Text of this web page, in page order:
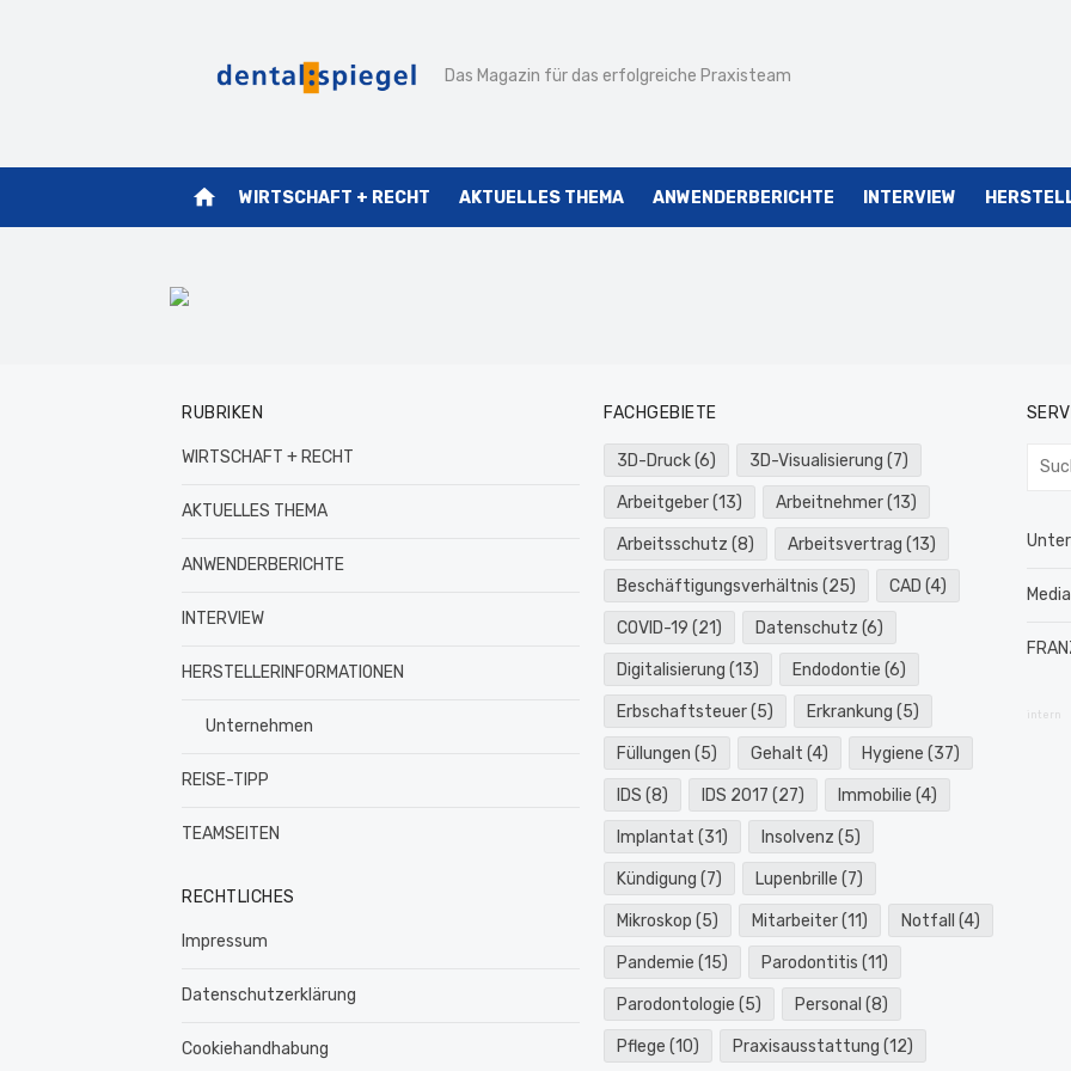
Das Magazin für das erfolgreiche Praxisteam
home WIRTSCHAFT + RECHT AKTUELLES THEMA ANWENDERBERICHTE INTERVIEW
RUBRIKEN
WIRTSCHAFT + RECHT
AKTUELLES THEMA
ANWENDERBERICHTE
INTERVIEW
HERSTELLERINFORMATIONEN
Unternehmen
REISE-TIPP
TEAMSEITEN
RECHTLICHES
Impressum
Datenschutzerklärung
Cookiehandhabung
FACHGEBIETE
3D-Druck(6) 3D-Visualisierung (7)
Arbeitgeber(13) Arbeitnehmer(13)
Arbeitsschutz (8) Arbeitsvertrag (13)
Beschäftigungsverhältnis (25) CAD (4)
COVID-19 (21) Datenschutz (6)
Digitalisierung (13) Endodontie (6)
Erbschaftsteuer(5) Erkrankung (5)
Füllungen (5) Gehalt (4) Hygiene (37)
IDS (8) IDS 2017 (27) Immobilie (4)
Implantat (31) Insolvenz (5)
Kündigung (7) Lupenbrille (7)
Mikroskop (5) Mitarbeiter(11) Notfall (4)
Pandemie (15) Parodontitis (11)
Parodontologie (5) Personal (8)
Pflege (10) Praxisausstattung (12)
intern